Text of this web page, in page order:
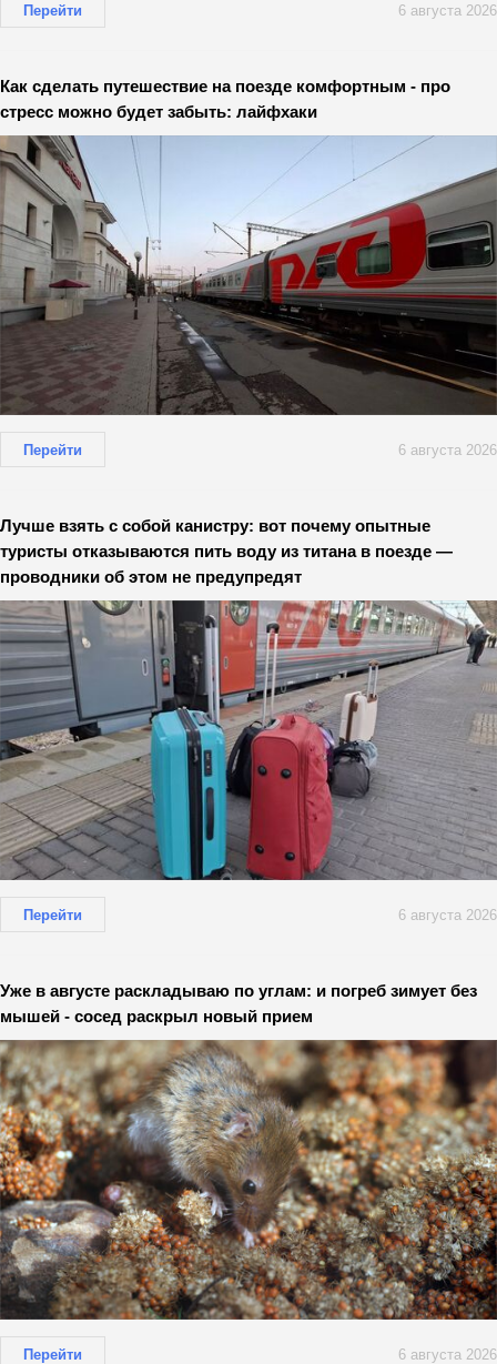
Перейти 6 августа 2026
Как сделать путешествие на поезде комфортным - про
стресс можно будет забыть: лайфхаки
Перейти 6 августа 2026
Лучше взять с собой канистру: вот почему опытные
туристы отказываются пить воду из титана в поезде —
проводники об этом не предупредят
Перейти 6 августа 2026
Уже в августе раскладываю по углам: и погреб зимует без
мышей - сосед раскрыл новый прием
Перейти 6 августа 2026